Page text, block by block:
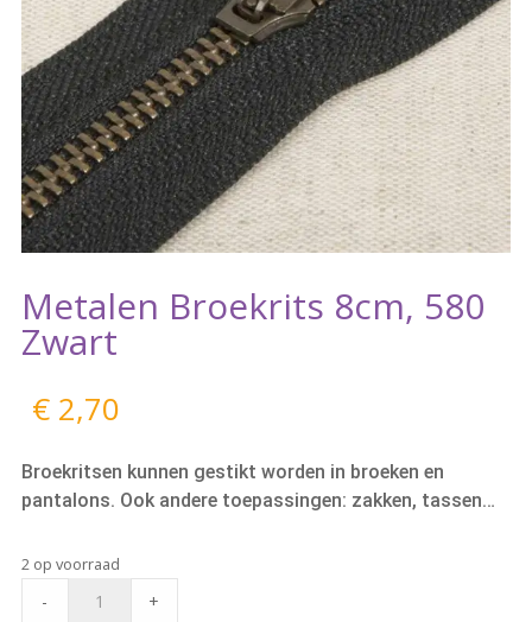
Metalen Broekrits 8cm, 580
Zwart
€2,70
Broekritsen kunnen gestikt worden in broeken en
pantalons. Ook andere toepassingen: zakken, tassen…
2 op voorraad
- +